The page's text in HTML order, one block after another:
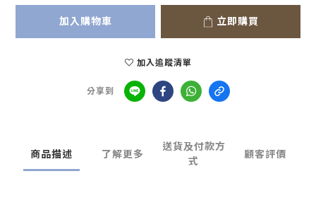
加入購物車 立即購買
加入追蹤清單
分享到
商品描述 了解更多
送貨及付款方
式
顧客評價